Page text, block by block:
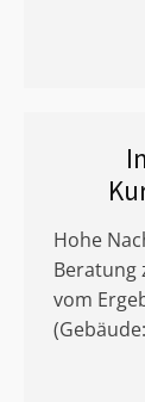
Hohe
Beratung
vom